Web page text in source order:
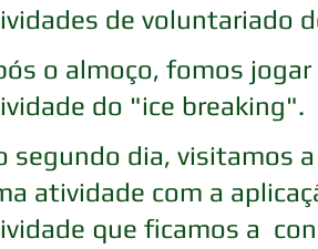
de voluntariado
o almoço, fomos
do "ice breaking".
segundo dia, visitamos
atividade com a
que ficamos a